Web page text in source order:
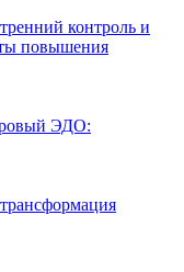
контроль и
повышения
ЭДО: